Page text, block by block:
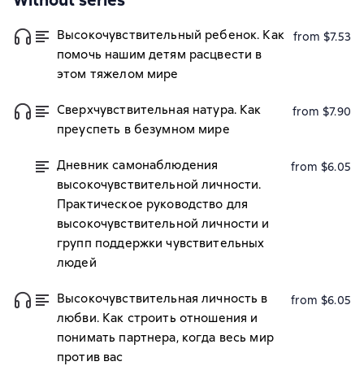
Высокочувствительный ребенок. Как
помочь нашим детям расцвести в
этом тяжелом мире
from $7.53
Сверхчувствительная натура. Как
преуспеть в безумном мире
from $7.90
Дневник самонаблюдения
высокочувствительной личности.
Практическое руководство для
высокочувствительной личности и
групп поддержки чувствительных
людей
from $6.05
Высокочувствительная личность в
любви. Как строить отношения и
понимать партнера, когда весь мир
против вас
from $6.05